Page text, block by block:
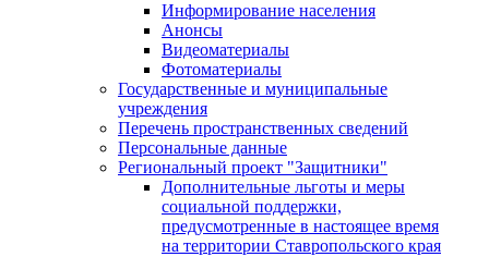
Информирование населения
Анонсы
Видеоматериалы
Фотоматериалы
Государственные и муниципальные
учреждения
Перечень пространственных сведений
Персональные данные
Региональный проект "Защитники"
Дополнительные льготы и меры
социальной поддержки,
предусмотренные в настоящее время
на территории Ставропольского края